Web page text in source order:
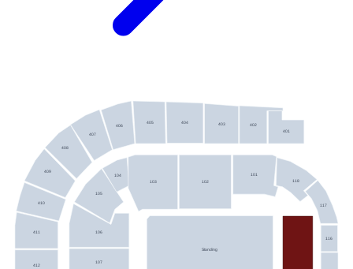
412
411
410
409
408
407
406
405 404 403 402
401
118
117
116
107
106
105
104
103 102
101
Standing